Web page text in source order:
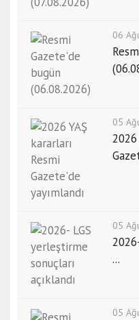
06
05
2026
05
...
05